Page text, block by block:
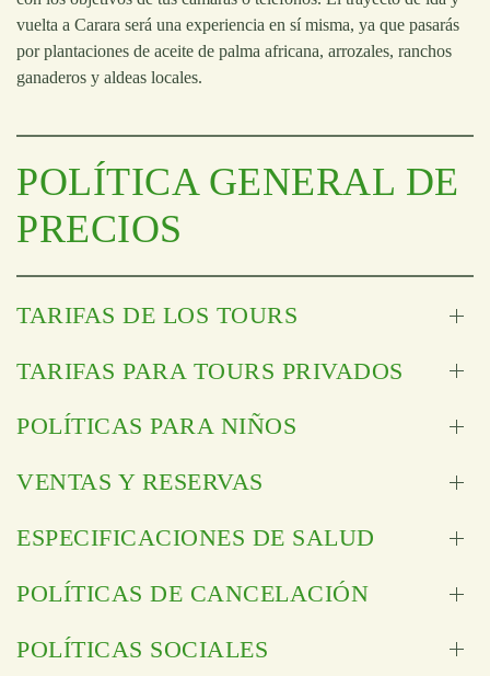
vuelta a Carara será una experiencia en sí misma, ya que pasarás
por plantaciones de aceite de palma africana, arrozales, ranchos
ganaderos y aldeas locales.
POLÍTICA GENERAL DE
PRECIOS
TARIFAS DE LOS TOURS
TARIFAS PARA TOURS PRIVADOS
POLÍTICAS PARA NIÑOS
VENTAS Y RESERVAS
ESPECIFICACIONES DE SALUD
POLÍTICAS DE CANCELACIÓN
POLÍTICAS SOCIALES